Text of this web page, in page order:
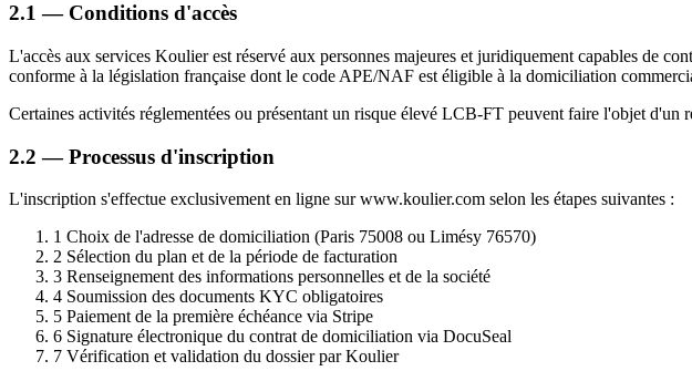
2.1 — Conditions d'accès
L'accès aux services Koulier est réservé aux personnes majeures et juridiquement capables de
conforme à la législation française dont le code APE/NAF est éligible à la domiciliation
Certaines activités réglementées ou présentant un risque élevé LCB-FT peuvent faire l'objet
2.2 — Processus d'inscription
L'inscription s'effectue exclusivement en ligne sur www.koulier.com selon les étapes suivantes :
1 Choix de l'adresse de domiciliation (Paris 75008 ou Limésy 76570)
2 Sélection du plan et de la période de facturation
3 Renseignement des informations personnelles et de la société
4 Soumission des documents KYC obligatoires
5 Paiement de la première échéance via Stripe
6 Signature électronique du contrat de domiciliation via DocuSeal
7 Vérification et validation du dossier par Koulier